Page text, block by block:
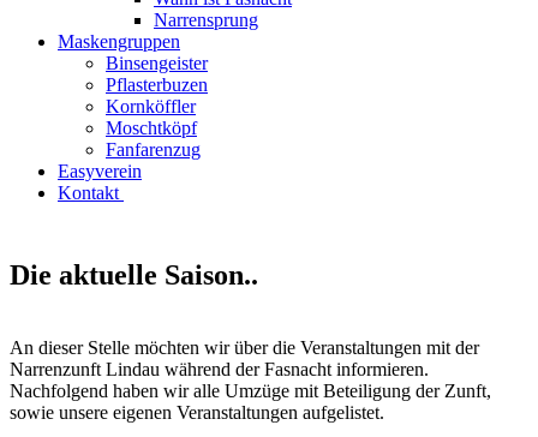
Narrensprung
Maskengruppen
Binsengeister
Pflasterbuzen
Kornköffler
Moschtköpf
Fanfarenzug
Easyverein
Kontakt
Die aktuelle Saison..
An dieser Stelle möchten wir über die Veranstaltungen mit der
Narrenzunft Lindau während der Fasnacht informieren.
Nachfolgend haben wir alle Umzüge mit Beteiligung der Zunft,
sowie unsere eigenen Veranstaltungen aufgelistet.